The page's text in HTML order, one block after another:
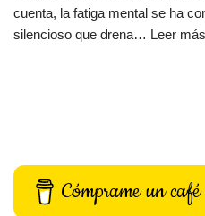
cuenta, la fatiga mental se ha
silencioso que drena… Leer
Cómprame un café